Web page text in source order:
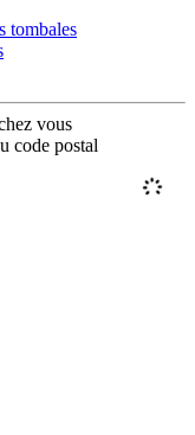
tombales
vous
code postal